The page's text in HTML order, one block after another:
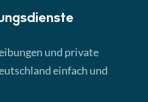
3
Min und private
einfach und